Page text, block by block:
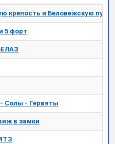
крепость и Беловежскую пущу
5 форт
- Солы - Гервяты
в замки